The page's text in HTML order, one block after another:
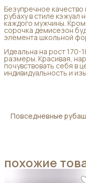
Безупречное качество
рубаху в стиле
каждого мужчины.
сорочка демисезон
элемента школьной
Идеальна на рост 170-
размеры. Красивая,
почувствовать себя в
индивидуальность и
Повседневные
похожие